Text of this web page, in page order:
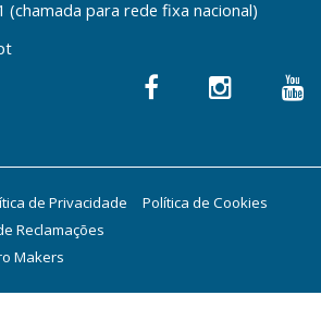
(chamada para rede fixa nacional)
de Privacidade
Política de Cookies
Reclamações
Makers